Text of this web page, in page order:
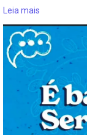
Leia mais